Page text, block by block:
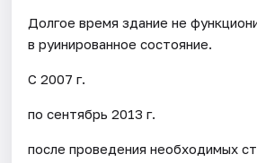
Долгое время здание не
в руинированное состояние.
С 2007 г.
по сентябрь 2013 г.
после проведения необходимых